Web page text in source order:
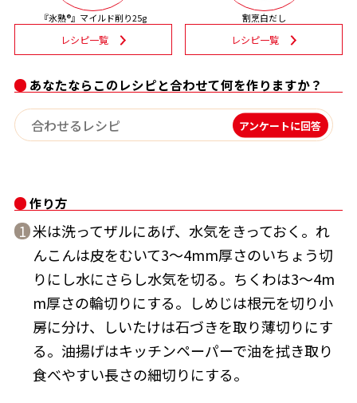
『踊り節』
鰹節屋の
だしパック
かつおだしが決め手！簡単茶碗蒸し
『氷熟®』マイルド削り25g
レシピ一覧
割烹白だし
レシピ一覧
あなたならこのレシピと合わせて何を作りますか？
アンケートに回答
作り方
1 米は洗ってザルにあげ、水気をきっておく。れ
んこんは皮をむいて3〜4mm厚さのいちょう切
りにし水にさらし水気を切る。ちくわは3〜4m
m厚さの輪切りにする。しめじは根元を切り小
房に分け、しいたけは石づきを取り薄切りにす
る。油揚げはキッチンペーパーで油を拭き取り
食べやすい長さの細切りにする。